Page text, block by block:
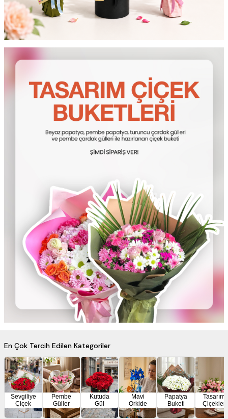
En Çok Tercih Edilen Kategoriler
Sevgiliye
Çiçek
Pembe
Güller
Kutuda
Gül
Mavi
Orkide
Papatya
Buketi
Tasarım
Çiçekler